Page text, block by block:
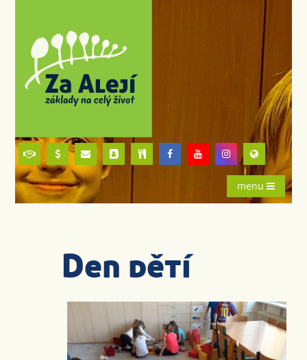
menu
Den dětí